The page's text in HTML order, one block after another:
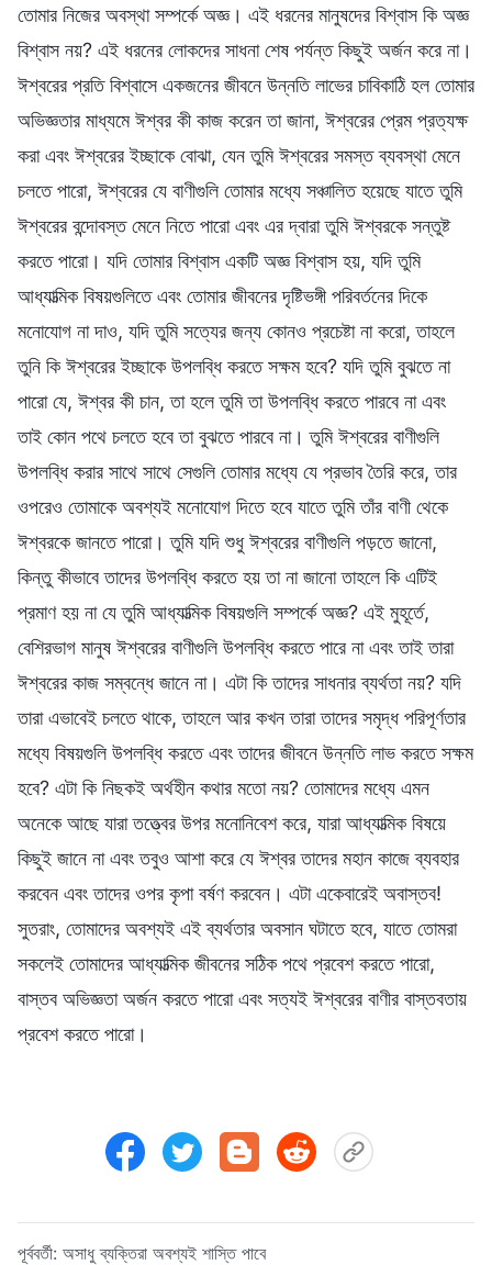
তোমার নিজের অবস্থা সম্পর্কে অজ্ঞ। এই ধরনের মানুষদের বিশ্বাস কি অজ্ঞ
বিশ্বাস নয়? এই ধরনের লোকদের সাধনা শেষ পর্যন্ত কিছুই অর্জন করে না।
ঈশ্বরের প্রতি বিশ্বাসে একজনের জীবনে উন্নতি লাভের চাবিকাঠি হল তোমার
অভিজ্ঞতার মাধ্যমে ঈশ্বর কী কাজ করেন তা জানা, ঈশ্বরের প্রেম প্রত্যক্ষ
করা এবং ঈশ্বরের ইচ্ছাকে বোঝা, যেন তুমি ঈশ্বরের সমস্ত ব্যবস্থা মেনে
চলতে পারো, ঈশ্বরের যে বাণীগুলি তোমার মধ্যে সঞ্চালিত হয়েছে যাতে তুমি
ঈশ্বরের বন্দোবস্ত মেনে নিতে পারো এবং এর দ্বারা তুমি ঈশ্বরকে সন্তুষ্ট
করতে পারো। যদি তোমার বিশ্বাস একটি অজ্ঞ বিশ্বাস হয়, যদি তুমি
আধ্যাত্মিক বিষয়গুলিতে এবং তোমার জীবনের দৃষ্টিভঙ্গী পরিবর্তনের দিকে
মনোযোগ না দাও, যদি তুমি সত্যের জন্য কোনও প্রচেষ্টা না করো, তাহলে
তুনি কি ঈশ্বরের ইচ্ছাকে উপলব্ধি করতে সক্ষম হবে? যদি তুমি বুঝতে না
পারো যে, ঈশ্বর কী চান, তা হলে তুমি তা উপলব্ধি করতে পারবে না এবং
তাই কোন পথে চলতে হবে তা বুঝতে পারবে না। তুমি ঈশ্বরের বাণীগুলি
উপলব্ধি করার সাথে সাথে সেগুলি তোমার মধ্যে যে প্রভাব তৈরি করে, তার
ওপরেও তোমাকে অবশ্যই মনোযোগ দিতে হবে যাতে তুমি তাঁর বাণী থেকে
ঈশ্বরকে জানতে পারো। তুমি যদি শুধু ঈশ্বরের বাণীগুলি পড়তে জানো,
কিন্তু কীভাবে তাদের উপলব্ধি করতে হয় তা না জানো তাহলে কি এটিই
প্রমাণ হয় না যে তুমি আধ্যাত্মিক বিষয়গুলি সম্পর্কে অজ্ঞ? এই মুহূর্তে,
বেশিরভাগ মানুষ ঈশ্বরের বাণীগুলি উপলব্ধি করতে পারে না এবং তাই তারা
ঈশ্বরের কাজ সম্বন্ধে জানে না। এটা কি তাদের সাধনার ব্যর্থতা নয়? যদি
তারা এভাবেই চলতে থাকে, তাহলে আর কখন তারা তাদের সমৃদ্ধ পরিপূর্ণতার
মধ্যে বিষয়গুলি উপলব্ধি করতে এবং তাদের জীবনে উন্নতি লাভ করতে সক্ষম
হবে? এটা কি নিছকই অর্থহীন কথার মতো নয়? তোমাদের মধ্যে এমন
অনেকে আছে যারা তত্ত্বের উপর মনোনিবেশ করে, যারা আধ্যাত্মিক বিষয়ে
কিছুই জানে না এবং তবুও আশা করে যে ঈশ্বর তাদের মহান কাজে ব্যবহার
করবেন এবং তাদের ওপর কৃপা বর্ষণ করবেন। এটা একেবারেই অবাস্তব!
সুতরাং, তোমাদের অবশ্যই এই ব্যর্থতার অবসান ঘটাতে হবে, যাতে তোমরা
সকলেই তোমাদের আধ্যাত্মিক জীবনের সঠিক পথে প্রবেশ করতে পারো,
বাস্তব অভিজ্ঞতা অর্জন করতে পারো এবং সত্যই ঈশ্বরের বাণীর বাস্তবতায়
প্রবেশ করতে পারো।
পূর্ববর্তী: অসাধু ব্যক্তিরা অবশ্যই শাস্তি পাবে